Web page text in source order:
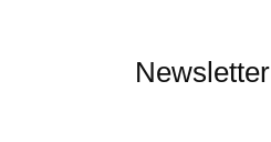
Newsletter